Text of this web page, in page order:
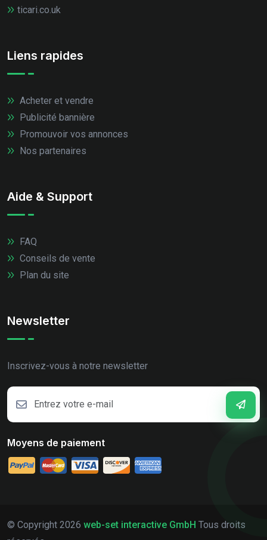
ticari.co.uk
Liens rapides
Acheter et vendre
Publicité bannière
Promouvoir vos annonces
Nos partenaires
Aide & Support
FAQ
Conseils de vente
Plan du site
Newsletter
Inscrivez-vous à notre newsletter
Moyens de paiement
© Copyright 2026 web-set interactive GmbH Tous droits